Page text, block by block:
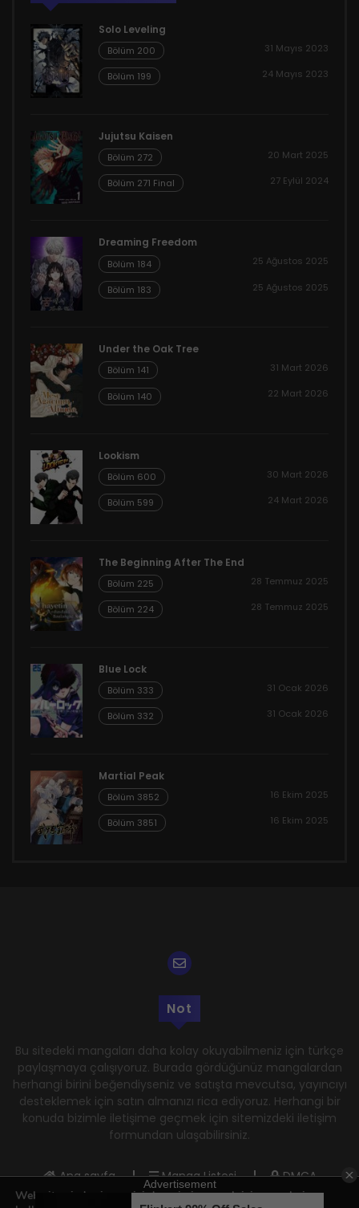
Solo Leveling
Bölüm 200 31 Mayıs 2023
Bölüm 199 24 Mayıs 2023
Jujutsu Kaisen
Bölüm 272 20 Mart 2025
Bölüm 271 Final 27 Eylül 2024
Dreaming Freedom
Bölüm 184 25 Ağustos 2025
Bölüm 183 25 Ağustos 2025
Under the Oak Tree
Bölüm 141 31 Mart 2026
Bölüm 140 22 Mart 2026
Lookism
Bölüm 600 30 Mart 2026
Bölüm 599 24 Mart 2026
The Beginning After The End
Bölüm 225 28 Temmuz 2025
Bölüm 224 28 Temmuz 2025
Blue Lock
Bölüm 333 31 Ocak 2026
Bölüm 332 31 Ocak 2026
Martial Peak
Bölüm 3852 16 Ekim 2025
Bölüm 3851 16 Ekim 2025
Not
Bu sitedeki mangaları daha kolay okuyabilmeniz için türkçe
paylaşmaya çalışıyoruz. Burada gördüğünüz mangalardan
herhangi birini beğendiyseniz ve satışta mevcutsa, yayıncıyı
desteklemek için satın almanızı rica ediyoruz. Herhangi bir
konuda bizimle iletişime geçmek için sitemizdeki iletişim
formundan ulaşabilirsiniz.
Ana sayfa Manga Listesi
DMCA
Gizlilik Politikası
Kullanım Şartları
Web sitemizde size en iyi deneyimi sunmak için çerezleri